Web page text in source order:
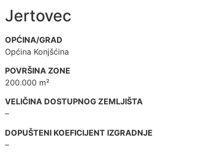
Jertovec
OPĆINA/GRAD
Općina Konjšćina
POVRŠINA ZONE
200.000 m²
VELIČINA DOSTUPNOG ZEMLJIŠTA
–
DOPUŠTENI KOEFICIJENT IZGRADNJE
–